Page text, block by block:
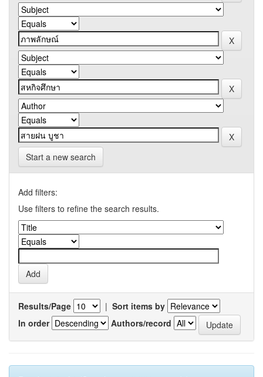
Start a new search
Add filters:
Use filters to refine the search results.
Results/Page | Sort items by
In order
Authors/record